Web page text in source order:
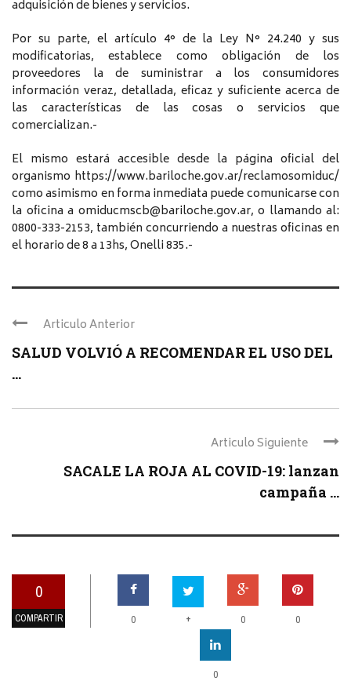
adquisición de bienes y servicios.
Por su parte, el artículo 4° de la Ley N° 24.240 y sus
modificatorias, establece como obligación de los
proveedores la de suministrar a los consumidores
información veraz, detallada, eficaz y suficiente acerca de
las características de las cosas o servicios que
comercializan.-
El mismo estará accesible desde la página oficial del
organismo https://www.bariloche.gov.ar/reclamosomiduc/
como asimismo en forma inmediata puede comunicarse con
la oficina a omiducmscb@bariloche.gov.ar, o llamando al:
0800-333-2153, también concurriendo a nuestras oficinas en
el horario de 8 a 13hs, Onelli 835.-
Articulo Anterior
SALUD VOLVIÓ A RECOMENDAR EL USO DEL
...
Articulo Siguiente
SACALE LA ROJA AL COVID-19: lanzan
campaña ...
0
COMPARTIR 0 + 0 0
0